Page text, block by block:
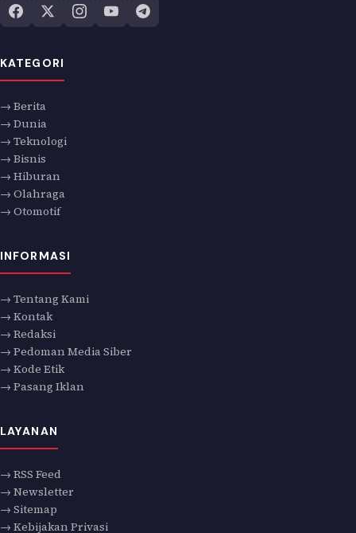
KATEGORI
→ Berita
→ Dunia
→ Teknologi
→ Bisnis
→ Hiburan
→ Olahraga
→ Otomotif
INFORMASI
→ Tentang Kami
→ Kontak
→ Redaksi
→ Pedoman Media Siber
→ Kode Etik
→ Pasang Iklan
LAYANAN
→ RSS Feed
→ Newsletter
→ Sitemap
→ Kebijakan Privasi